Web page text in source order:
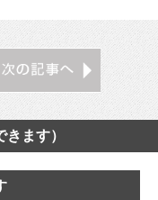
ます）